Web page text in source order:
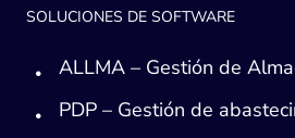
SOLUCIONES DE SOFTWARE
ALLMA – Gestión de
PDP – Gestión de